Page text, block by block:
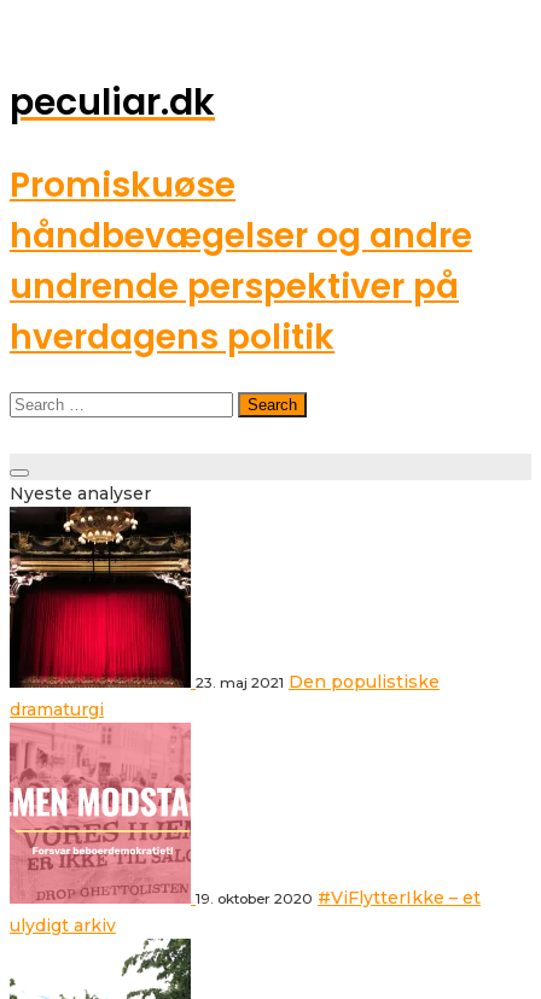
peculiar.dk
Promiskuøse
håndbevægelser og andre
undrende perspektiver på
hverdagens politik
Search
Toggle
navigation
Nyeste analyser
23. maj 2021 Den populistiske
dramaturgi
19. oktober 2020 #ViFlytterIkke – et
ulydigt arkiv